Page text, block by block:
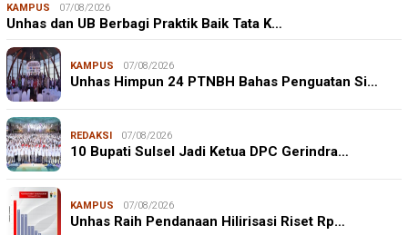
KAMPUS 07/08/2026
Unhas dan UB Berbagi Praktik Baik Tata K…
KAMPUS 07/08/2026
Unhas Himpun 24 PTNBH Bahas Penguatan Si…
REDAKSI 07/08/2026
10 Bupati Sulsel Jadi Ketua DPC Gerindra…
KAMPUS 07/08/2026
Unhas Raih Pendanaan Hilirisasi Riset Rp…